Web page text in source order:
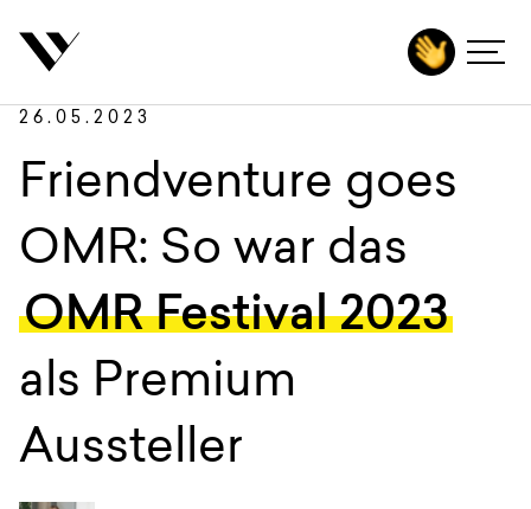
Leistungen
Technologien
Projekte
Karriere
Insights
Zurück
26.05.2023
Friendventure goes
OMR: So war das
OMR Festival 2023
als Premium
Aussteller